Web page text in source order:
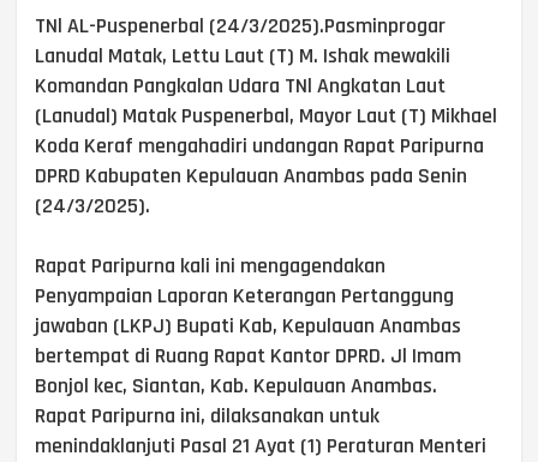
TNl AL-Puspenerbal (24/3/2025).Pasminprogar
Lanudal Matak, Lettu Laut (T) M. Ishak mewakili
Komandan Pangkalan Udara TNl Angkatan Laut
(Lanudal) Matak Puspenerbal, Mayor Laut (T) Mikhael
Koda Keraf mengahadiri undangan Rapat Paripurna
DPRD Kabupaten Kepulauan Anambas pada Senin
(24/3/2025).
Rapat Paripurna kali ini mengagendakan
Penyampaian Laporan Keterangan Pertanggung
jawaban (LKPJ) Bupati Kab, Kepulauan Anambas
bertempat di Ruang Rapat Kantor DPRD. Jl Imam
Bonjol kec, Siantan, Kab. Kepulauan Anambas.
Rapat Paripurna ini, dilaksanakan untuk
menindaklanjuti Pasal 21 Ayat (1) Peraturan Menteri